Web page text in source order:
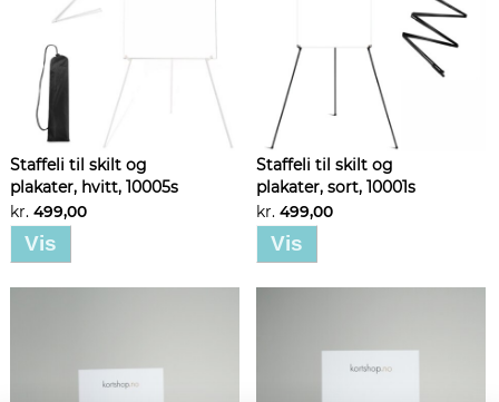
Staffeli til skilt og
plakater, hvitt, 10005s
kr. 499,00
Vis
Staffeli til skilt og
plakater, sort, 10001s
kr. 499,00
Vis